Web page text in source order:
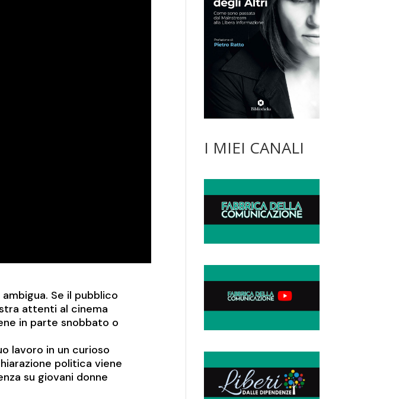
Se il pubblico
attenti al cinema
in parte snobbato o
lavoro in un curioso
politica viene
su giovani donne
I MIEI CANALI